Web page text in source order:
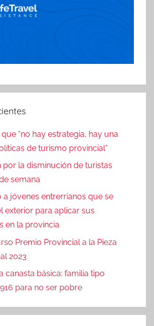
“no hay estrategia, hay una
de turismo provincial”
por la disminución de turistas
semana
a jóvenes entrerrianos que se
exterior para aplicar sus
en la provincia
Premio Provincial a la Pieza
2023
canasta básica: familia tipo
para no ser pobre